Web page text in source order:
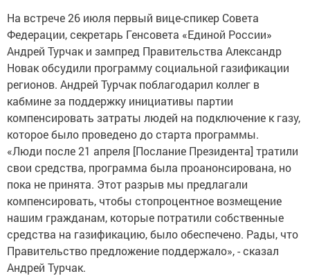
На встрече 26 июля первый вице-спикер Совета
Федерации, секретарь Генсовета «Единой России»
Андрей Турчак и зампред Правительства Александр
Новак обсудили программу социальной газификации
регионов. Андрей Турчак поблагодарил коллег в
кабмине за поддержку инициативы партии
компенсировать затраты людей на подключение к газу,
которое было проведено до старта программы.
«Люди после 21 апреля [Послание Президента] тратили
свои средства, программа была проанонсирована, но
пока не принята. Этот разрыв мы предлагали
компенсировать, чтобы стопроцентное возмещение
нашим гражданам, которые потратили собственные
средства на газификацию, было обеспечено. Рады, что
Правительство предложение поддержало», - сказал
Андрей Турчак.